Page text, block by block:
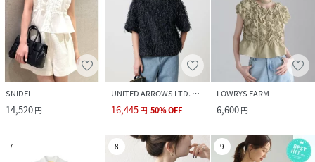
SNIDEL
14,520円
UNITED ARROWS LTD. OUTLET
16,445円 50%OFF
LOWRYS FARM
6,600円
7 8 9